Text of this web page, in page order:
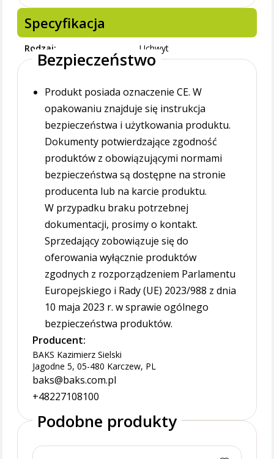
Specyfikacja
Rodzaj Uchwyt
Bezpieczeństwo
Produkt posiada oznaczenie CE. W
opakowaniu znajduje się instrukcja
bezpieczeństwa i użytkowania produktu.
Dokumenty potwierdzające zgodność
produktów z obowiązującymi normami
bezpieczeństwa są dostępne na stronie
producenta lub na karcie produktu.
W przypadku braku potrzebnej
dokumentacji, prosimy o kontakt.
Sprzedający zobowiązuje się do
oferowania wyłącznie produktów
zgodnych z rozporządzeniem Parlamentu
Europejskiego i Rady (UE) 2023/988 z dnia
10 maja 2023 r. w sprawie ogólnego
bezpieczeństwa produktów.
Producent:
BAKS Kazimierz Sielski
Jagodne 5, 05-480 Karczew, PL
baks@baks.com.pl
+48227108100
Podobne produkty